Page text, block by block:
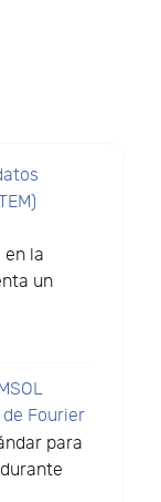
en la
un
Fourier
para